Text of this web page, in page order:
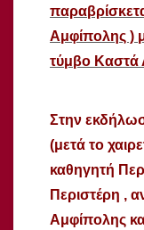
Αμφίπολης )
τύμβο Καστά
Στην
(μετά το
καθηγητή
Περιστέρη ,
Αμφίπολης